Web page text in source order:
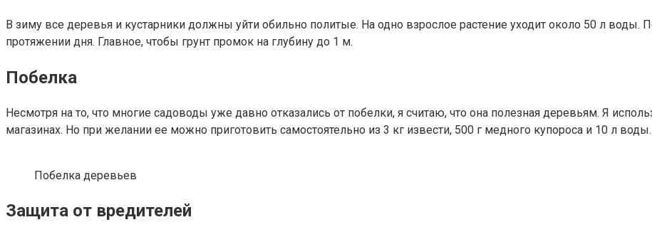
В зиму все деревья и кустарники должны уйти обильно политые. На одно взрослое растение уходит около 50 л воды.
протяжении дня. Главное, чтобы грунт промок на глубину до 1 м.
Побелка
Несмотря на то, что многие садоводы уже давно отказались от побелки, я считаю, что она полезная деревьям. Я
магазинах. Но при желании ее можно приготовить самостоятельно из 3 кг извести, 500 г медного купороса и 10 л воды.
Побелка деревьев
Защита от вредителей